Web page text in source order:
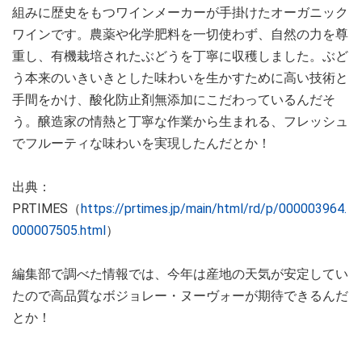
組みに歴史をもつワインメーカーが手掛けたオーガニック
ワインです。農薬や化学肥料を一切使わず、自然の力を尊
重し、有機栽培されたぶどうを丁寧に収穫しました。ぶど
う本来のいきいきとした味わいを生かすために高い技術と
手間をかけ、酸化防止剤無添加にこだわっているんだそ
う。醸造家の情熱と丁寧な作業から生まれる、フレッシュ
でフルーティな味わいを実現したんだとか！
出典：
PRTIMES（ https://prtimes.jp/main/html/rd/p/000003964.
000007505.html ）
編集部で調べた情報では、今年は産地の天気が安定してい
たので高品質なボジョレー・ヌーヴォーが期待できるんだ
とか！